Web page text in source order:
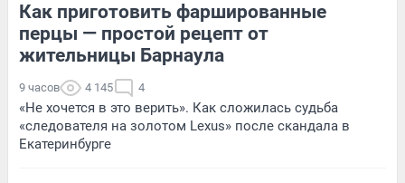
Как приготовить фаршированные
перцы — простой рецепт от
жительницы Барнаула
9 часов 4 145 4
«Не хочется в это верить». Как сложилась судьба
«следователя на золотом Lexus» после скандала в
Екатеринбурге